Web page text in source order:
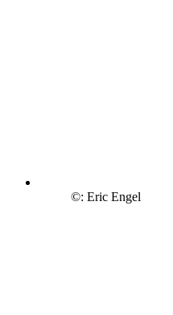
©: Eric Engel